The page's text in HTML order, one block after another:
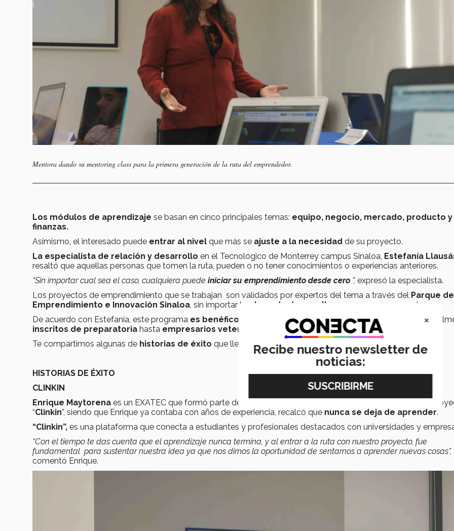
Mentora dando su mentoring class para la primera generación de la ruta del emprendedor.
Los módulos de aprendizaje se basan en cinco principales temas: equipo, negocio, mercado, producto y
finanzas.
Asimismo, el interesado puede entrar al nivel que más se ajuste a la necesidad de su proyecto.
La especialista de relación y desarrollo en el Tecnológico de Monterrey campus Sinaloa, Estefanía
resaltó que aquellas personas que tomen la ruta, pueden o no tener conocimientos o experiencias anteriores.
“Sin importar cual sea el caso, cualquiera puede iniciar su emprendimiento desde cero ”, expresó la especialista.
Los proyectos de emprendimiento que se trabajan son validados por expertos del tema a través del Parque de
Emprendimiento e Innovación Sinaloa , sin importar la etapa de desarrollo
que en que se encuentre.
De acuerdo con Estefanía, este programa es benéfico para todos los niveles educativos
, teniendo
inscritos de preparatoria hasta empresarios veteranos.
Te compartimos algunas de historias de éxito que llevaron La Ruta del Emprendedor
HISTORIAS DE ÉXITO
CLINKIN
Enrique Maytorena es un EXATEC que formó parte de la
de la ruta y desarrollo su
“Clinkin”, siendo que Enrique ya contaba con años de experiencia, recalcó que nunca se deja de aprender.
“Clinkin”, es una plataforma que conecta a estudiantes y profesionales destacados con universidades y
“Con el tiempo te das cuenta que el aprendizaje nunca termina, y al entrar a la ruta con nuestro proyecto, fue
fundamental para sustentar nuestra idea ya que nos dimos la oportunidad de sentarnos a aprender nuevas cosas”,
comentó Enrique.
×
Recibe nuestro newsletter de
noticias: